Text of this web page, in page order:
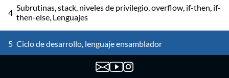
4 Subrutinas, stack, niveles de privilegio, overflow, if-then, if-
then-else, Lenguajes
5 Ciclo de desarrollo, lenguaje ensamblador
Proceso de ensamblado. Stack, subrutinas, ABI